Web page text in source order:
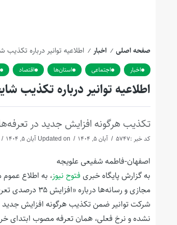
صفحه اصلی / اخبار / اطلاعیه توانیر درباره
اخبار اجتماعی استان‌ها اقتصاد
اطلاعیه توانیر درباره تکذیب
تکذیب هرگونه افزایش جدید در
کد خبر :5747 آبان 5, 1404
اصفهان-فاطمه شفیعی علویجه
به گزارش پایگاه خبری فتوح نیوز، به اطلاع
مجازی و رسانه‌ها درباره «افزایش ۳۵ درصدی تعرفه برق» منتشر شده که موجب نگرانی‌هایی در میان مردم شده است.
شرکت توانیر ضمن تکذیب هرگونه افزایش جدید
نشده و نرخ فعلی، همان تعرفه‌‌ مصوب ابتدای خردادماه سال ۱۴۰۴ است که بر اساس مصوبه هیئت